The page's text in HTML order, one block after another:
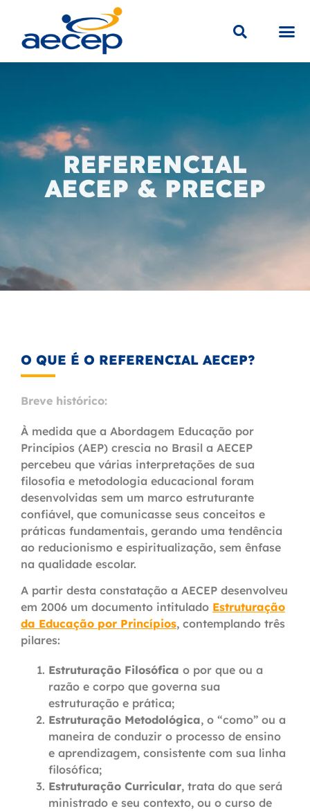
REFERENCIAL
AECEP & PRECEP
O QUE É O REFERENCIAL AECEP?
Breve histórico:
À medida que a Abordagem Educação por
Princípios (AEP) crescia no Brasil a AECEP
percebeu que várias interpretações de sua
filosofia e metodologia educacional foram
desenvolvidas sem um marco estruturante
confiável, que comunicasse seus conceitos e
práticas fundamentais, gerando uma tendência
ao reducionismo e espiritualização, sem ênfase
na qualidade escolar.
A partir desta constatação a AECEP desenvolveu
em 2006 um documento intitulado Estruturação
da Educação por Princípios, contemplando três
pilares:
Estruturação Filosófica o por que ou a
razão e corpo que governa sua
estruturação e prática;
Estruturação Metodológica, o “como” ou a
maneira de conduzir o processo de ensino
e aprendizagem, consistente com sua linha
filosófica;
Estruturação Curricular, trata do que será
ministrado e seu contexto, ou o curso de